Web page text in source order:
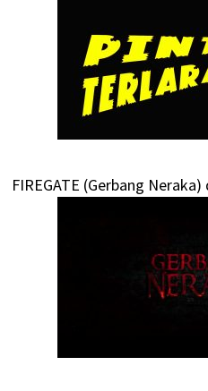
FIREGATE (Gerbang